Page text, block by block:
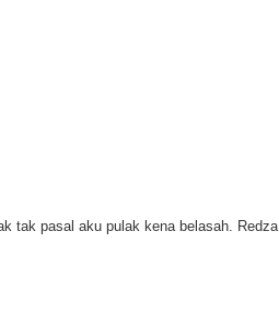
tak pasal aku pulak kena belasah. Redza